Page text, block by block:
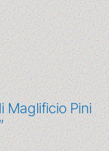
Maglificio Pini